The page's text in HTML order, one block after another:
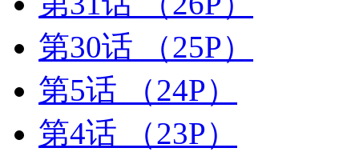
第30话
（25P）
第5话
（24P）
第4话
（23P）